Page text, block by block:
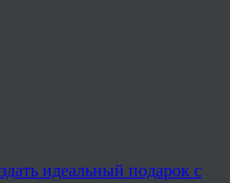
идеальный подарок с